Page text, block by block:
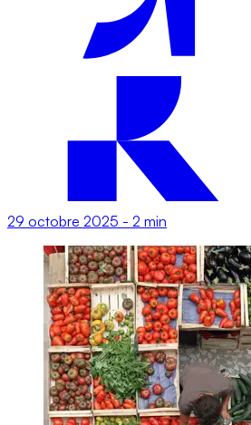
29 octobre 2025 - 2 min